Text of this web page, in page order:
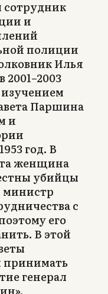
сотрудник
и
полиции
Илья
Паршина
и
год. В
женщина
убийцы
министр
с
его
В этой
генерал